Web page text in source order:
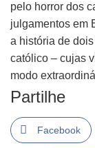
pelo horror dos
julgamentos em
a história de
católico – cujas
modo
Partilhe
Facebook